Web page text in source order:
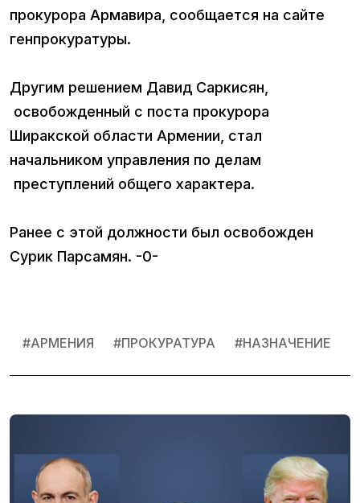
прокурора Армавира, сообщается на сайте
генпрокуратуры.
Другим решением Давид Саркисян,
освобожденный с поста прокурора
Ширакской области Армении, стал
начальником управления по делам
преступлений общего характера.
Ранее с этой должности был освобожден
Сурик Парсамян. -0-
#АРМЕНИЯ #ПРОКУРАТУРА #НАЗНАЧЕНИЕ